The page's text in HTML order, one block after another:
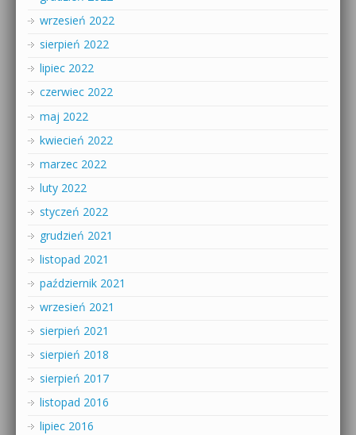
wrzesień 2022
sierpień 2022
lipiec 2022
czerwiec 2022
maj 2022
kwiecień 2022
marzec 2022
luty 2022
styczeń 2022
grudzień 2021
listopad 2021
październik 2021
wrzesień 2021
sierpień 2021
sierpień 2018
sierpień 2017
listopad 2016
lipiec 2016